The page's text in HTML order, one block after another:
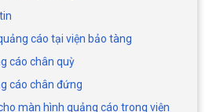
cáo tại viện bảo tàng
cáo chân quỳ
cáo chân đứng
màn hình quảng cáo trong viện